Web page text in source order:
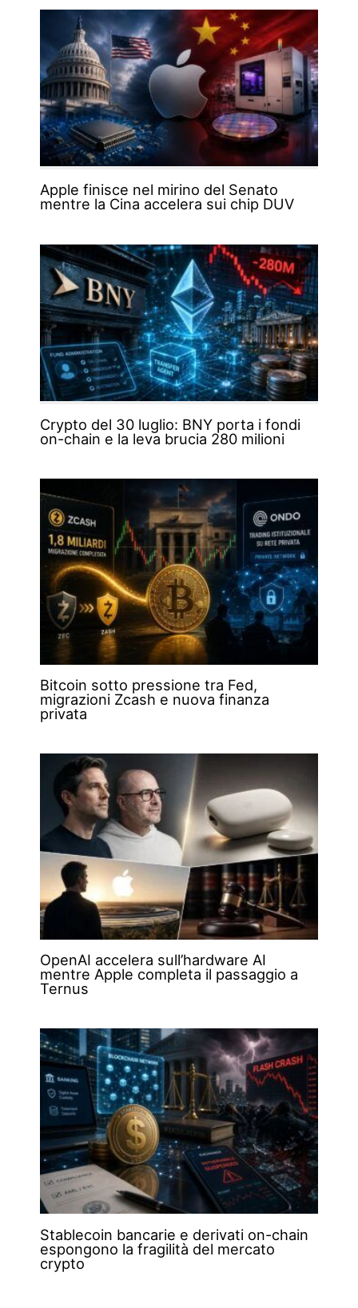
Apple finisce nel mirino del Senato
mentre la Cina accelera sui chip DUV
Crypto del 30 luglio: BNY porta i fondi
on-chain e la leva brucia 280 milioni
Bitcoin sotto pressione tra Fed,
migrazioni Zcash e nuova finanza
privata
OpenAI accelera sull’hardware AI
mentre Apple completa il passaggio a
Ternus
Stablecoin bancarie e derivati on-chain
espongono la fragilità del mercato
crypto